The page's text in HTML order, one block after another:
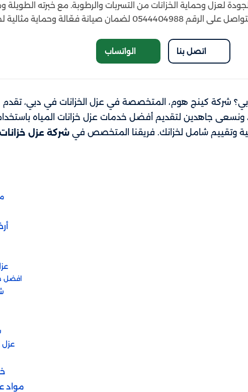
لعزل وحماية الخزانات من التسربات والرطوبة. مع خبرته الطويلة
اتصل بنا الواتساب
شركة كينج هوم، المتخصصة في عزل الخزانات في دبي، تقدم
جاهدين لتقديم أفضل خدمات عزل خزانات المياه باستخدام
وتقييم شامل لخزانك. فريقنا المتخصص في شركة عزل
افضل
عزل
مواد